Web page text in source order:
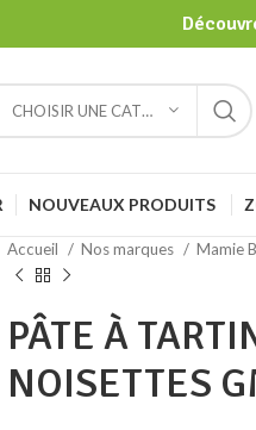
CHOISIR UNE CATÉGORIE
NOUVEAUX PRODUITS
Accueil Nos marques Mamie
PÂTE À
NOISETTES